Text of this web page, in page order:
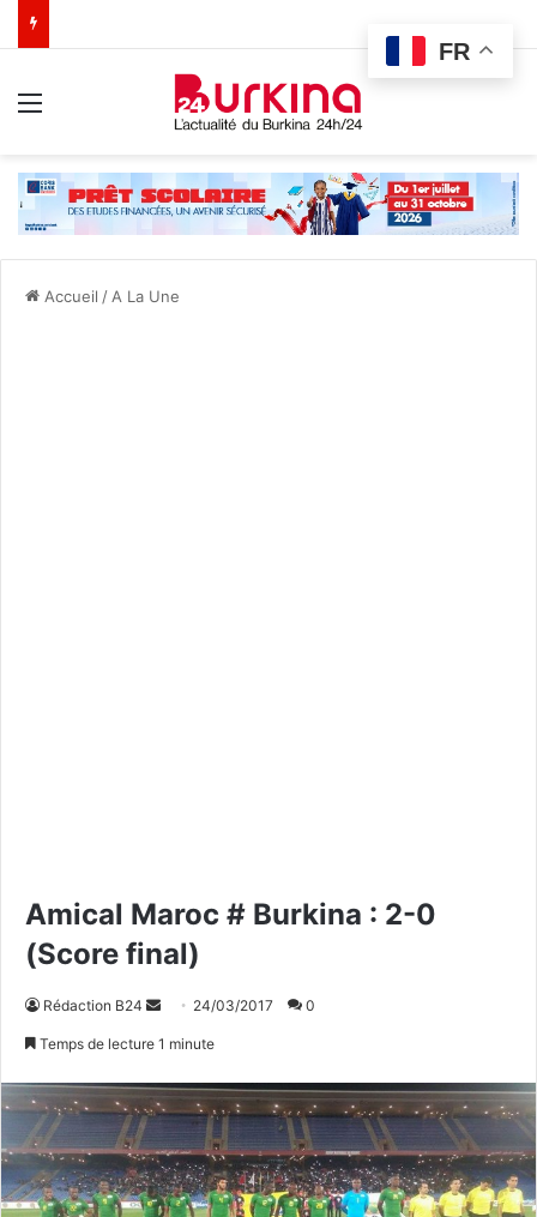
Accueil / A La Une
Amical Maroc # Burkina : 2-0
(Score final)
Rédaction B24
o
y
e
r
u
24/03/2017 0
Temps de lecture 1 minute
FR